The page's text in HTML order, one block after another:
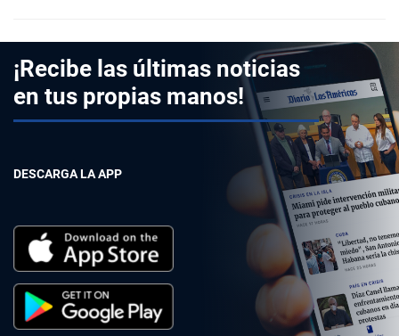
¡Recibe las últimas noticias
en tus propias manos!
DESCARGA LA APP